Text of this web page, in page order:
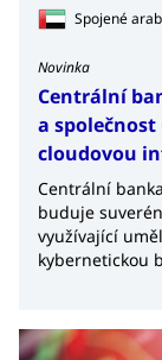
Spojené
Novinka
Centrální
a
cloudovou
Centrální
buduje
využívající
kybernetickou